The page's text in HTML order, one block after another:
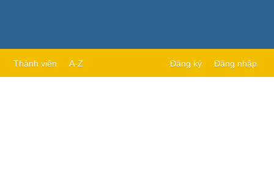
Thành viên A-Z Đăng ký Đăng nhập